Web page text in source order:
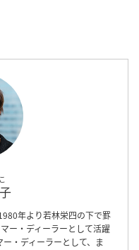
年より若林栄四の下で罫
ー・ディーラーとして活躍
・ディーラーとして、ま